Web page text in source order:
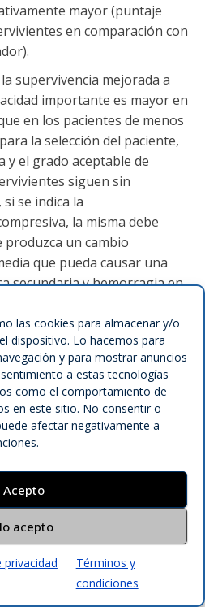
las cookies para almacenar y/o
dispositivo. Lo hacemos para
y para mostrar anuncios
a estas tecnologías
como el comportamiento de
en este sitio. No consentir o
afectar negativamente a
Acepto
acepto
privacidad
Términos y
condiciones
mayor (puntaje
en comparación con
supervivencia mejorada a
importante es mayor en
en los pacientes de menos
la selección del paciente,
y el grado aceptable de
siguen sin
se indica la
la misma debe
produzca un cambio
que pueda causar una
secundaria y hemorragia en
ACV isquémico
arterial
prevención secundaria
del ACV isquémico menor
riesgo de ACV recurrente
inmediata de 160–300 mg
la tasa y gravedad del ACV
de las primeras 6–12
como la aspirina para los
ACV isquémico leve, pero no
reducir la tasa de ACV,